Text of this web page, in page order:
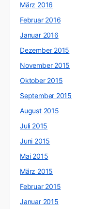
März 2016
Februar 2016
Januar 2016
Dezember 2015
November 2015
Oktober 2015
September 2015
August 2015
Juli 2015
Juni 2015
Mai 2015
März 2015
Februar 2015
Januar 2015